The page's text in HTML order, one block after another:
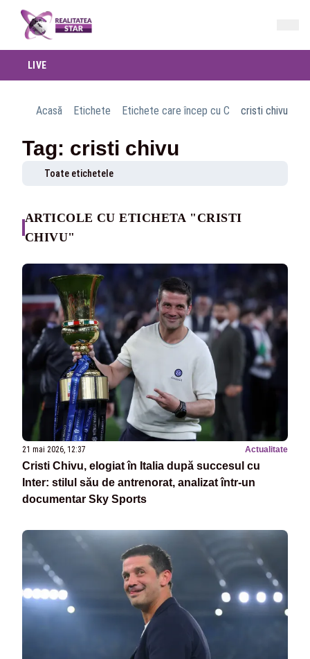
LIVE
Acasă Etichete Etichete care încep cu C cristi chivu
Tag: cristi chivu
Toate etichetele
ARTICOLE CU ETICHETA "CRISTI
CHIVU"
21 mai 2026, 12:37 Actualitate
Cristi Chivu, elogiat în Italia după succesul cu
Inter: stilul său de antrenorat, analizat într-un
documentar Sky Sports